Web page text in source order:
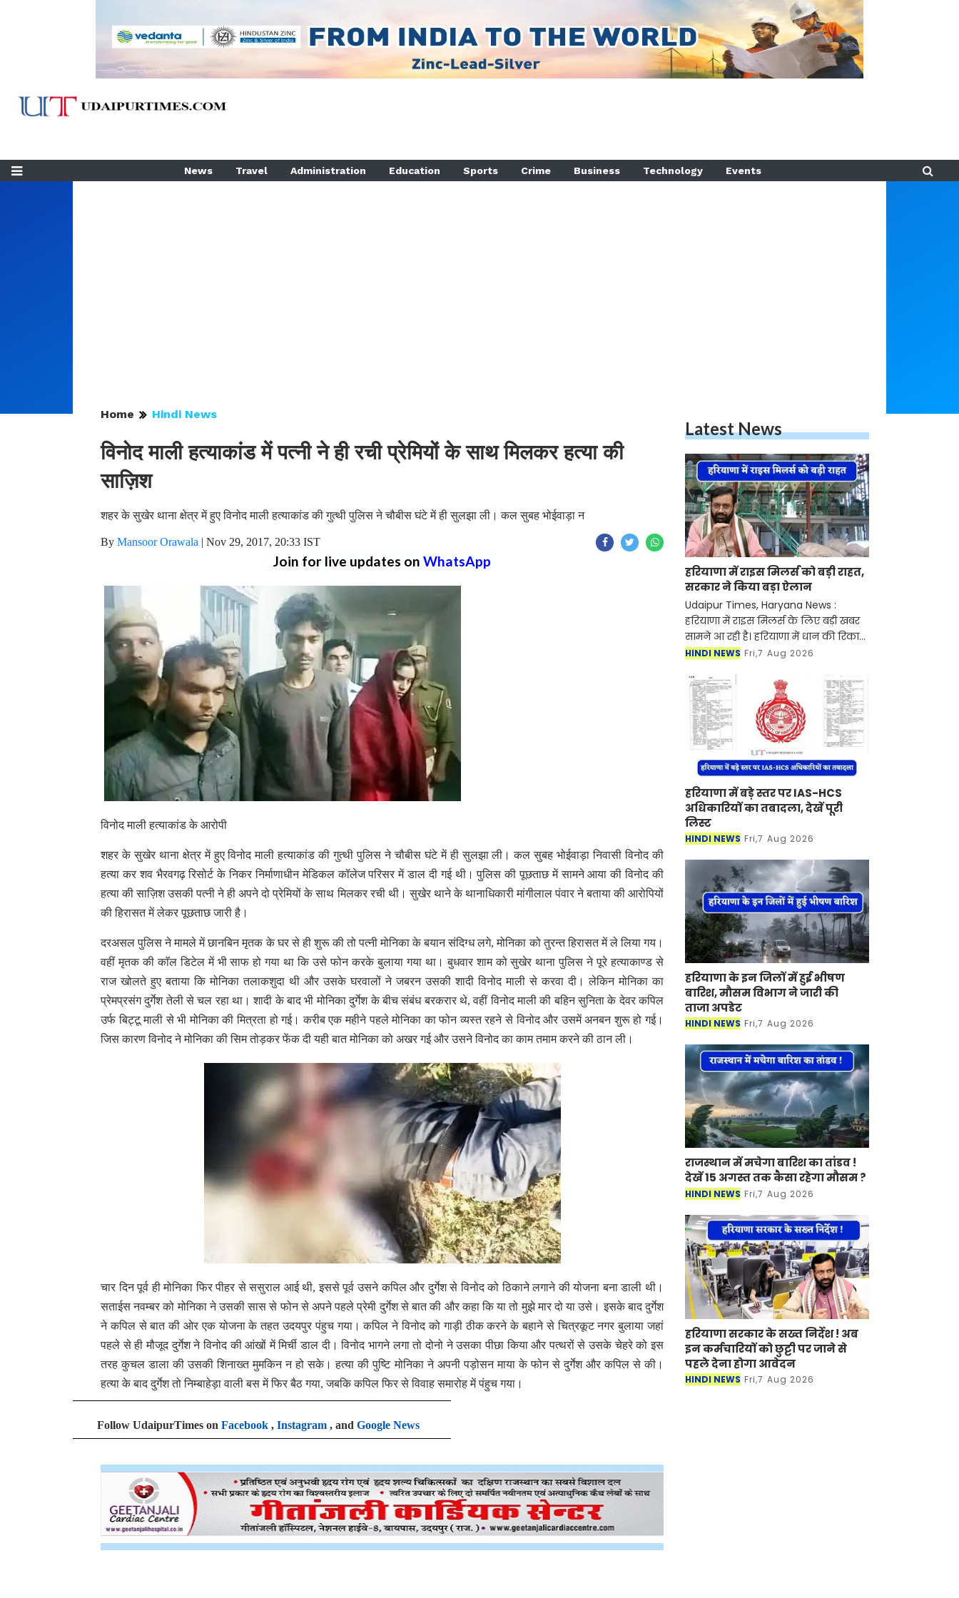
News Travel Administration Education Sports Crime Business Technology Events
Home Hindi News
विनोद माली हत्याकांड में पत्नी ने ही रची प्रेमियों के साथ मिलकर हत्या की
साज़िश
शहर के सुखेर थाना क्षेत्र में हुए विनोद माली हत्याकांड की गुत्थी पुलिस ने चौबीस घंटे में ही सुलझा ली। कल सुबह भोईवाड़ा न
By Mansoor Orawala | Nov 29, 2017, 20:33 IST
Join for live updates on WhatsApp
विनोद माली हत्याकांड के आरोपी
शहर के सुखेर थाना क्षेत्र में हुए विनोद माली हत्याकांड की गुत्थी पुलिस ने चौबीस घंटे में ही सुलझा ली। कल सुबह भोईवाड़ा निवासी विनोद की
हत्या कर शव भैरवगढ़ रिसोर्ट के निकर निर्माणाधीन मेडिकल कॉलेज परिसर में डाल दी गई थी। पुलिस की पूछताछ में सामने आया की विनोद की
हत्या की साज़िश उसकी पत्नी ने ही अपने दो प्रेमियों के साथ मिलकर रची थी। सुखेर थाने के थानाधिकारी मांगीलाल पंवार ने बताया की आरोपियों
की हिरासत में लेकर पूछताछ जारी है।
दरअसल पुलिस ने मामले में छानबिन मृतक के घर से ही शुरू की तो पत्नी मोनिका के बयान संदिग्ध लगे, मोनिका को तुरन्त हिरासत में ले लिया गय।
वहीं मृतक की काॅल डिटेल में भी साफ हो गया था कि उसे फोन करके बुलाया गया था। बुधवार शाम को सुखेर थाना पुलिस ने पूरे हत्याकाण्ड से
राज खोलते हुए बताया कि मोनिका तलाकशुदा थी और उसके घरवालों ने जबरन उसकी शादी विनोद माली से करवा दी। लेकिन मोनिका का
प्रेमप्रसंग दुर्गेश तेली से चल रहा था। शादी के बाद भी मोनिका दुर्गेश के बीच संबंध बरकरार थे, वहीं विनोद माली की बहिन सुनिता के देवर कपिल
उर्फ बिट्टू माली से भी मोनिका की मित्रता हो गई। करीब एक महीने पहले मोनिका का फोन व्यस्त रहने से विनोद और उसमें अनबन शुरू हो गई।
जिस कारण विनोद ने मोनिका की सिम तोड़कर फेंक दी यही बात मोनिका को अखर गई और उसने विनोद का काम तमाम करने की ठान ली।
चार दिन पूर्व ही मोनिका फिर पीहर से ससुराल आई थी, इससे पूर्व उसने कपिल और दुर्गेश से विनोद को ठिकाने लगाने की योजना बना डाली थी।
सताईस नवम्बर को मोनिका ने उसकी सास से फोन से अपने पहले प्रेमी दुर्गेश से बात की और कहा कि या तो मुझे मार दो या उसे। इसके बाद दुर्गेश
ने कपिल से बात की ओर एक योजना के तहत उदयपुर पंहुच गया। कपिल ने विनोद को गाड़ी ठीक करने के बहाने से चित्रकूट नगर बुलाया जहां
पहले से ही मौजूद दुर्गेश ने विनोद की आंखों में मिर्ची डाल दी। विनोद भागने लगा तो दोनो ने उसका पीछा किया और पत्थरों से उसके चेहरे को इस
तरह कुचल डाला की उसकी शिनाख्त मुमकिन न हो सके। हत्या की पुष्टि मोनिका ने अपनी पड़ोसन माया के फोन से दुर्गेश और कपिल से की।
हत्या के बाद दुर्गेश तो निम्बाहेड़ा वाली बस में फिर बैठ गया, जबकि कपिल फिर से विवाह समारोह में पंहुच गया।
Follow UdaipurTimes on Facebook , Instagram , and Google News
Latest News
हरियाणा में राइस मिलर्स को बड़ी राहत,
सरकार ने किया बड़ा ऐलान
Udaipur Times, Haryana News :
हरियाणा में राइस मिलर्स के लिए बड़ी खबर
सामने आ रही है। हरियाणा में धान की रिकार्ड
पैदावार के बीच चावल की खरीद, भंडारण और
कर रहे हरियाण
HINDI NEWS Fri,7 Aug 2026
हरियाणा में बड़े स्तर पर IAS-HCS
अधिकारियों का तबादला, देखें पूरी
लिस्ट
HINDI NEWS Fri,7 Aug 2026
हरियाणा के इन जिलों में हुई भीषण
बारिश, मौसम विभाग ने जारी की
ताजा अपडेट
HINDI NEWS Fri,7 Aug 2026
राजस्थान में मचेगा बारिश का तांडव !
देखें 15 अगस्त तक कैसा रहेगा मौसम ?
HINDI NEWS Fri,7 Aug 2026
हरियाणा सरकार के सख्त निर्देश ! अब
इन कर्मचारियों को छुट्टी पर जाने से
पहले देना होगा आवेदन
HINDI NEWS Fri,7 Aug 2026